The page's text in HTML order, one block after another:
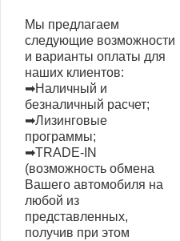
Мы предлагаем
следующие возможности
и варианты оплаты для
наших клиентов:
➡Наличный и
безналичный расчет;
➡Лизинговые
программы;
➡TRADE-IN
(возможность обмена
Вашего автомобиля на
любой из
представленных,
получив при этом